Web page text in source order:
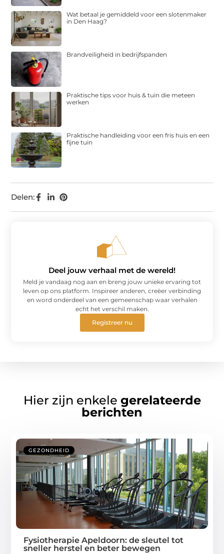
Delen:
Wat betaal je gemiddeld voor een slotenmaker
in Den Haag?
Brandveiligheid in bedrijfspanden
Praktische tips voor huis & tuin die meteen
werken
Praktische handleiding voor een fris huis en een
fijne tuin
Deel jouw verhaal met de wereld!
Meld je vandaag nog aan en breng jouw unieke ervaring tot
leven op ons platform. Inspireer anderen, creëer verbinding
en word onderdeel van een gemeenschap waar verhalen
echt het verschil maken.
Registreer nu
Hier zijn enkele gerelateerde
berichten
GEZONDHEID
Fysiotherapie Apeldoorn: de sleutel tot
sneller herstel en beter bewegen